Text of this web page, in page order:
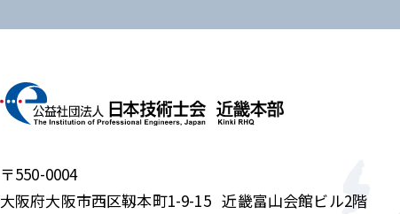
〒550-0004
大阪府大阪市西区靱本町1-9-15近畿富山会館ビル2階